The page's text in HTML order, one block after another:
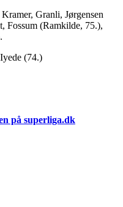
Granli, Jørgensen
Fossum (Ramkilde, 75.),
(74.)
på superliga.dk